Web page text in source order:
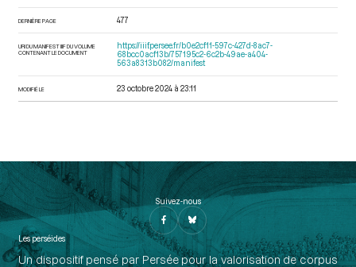
DERNIÈRE PAGE 477
URI DU MANIFEST IIIF DU VOLUME
CONTENANT LE DOCUMENT
https://iiif.persee.fr/b0e2cf11-597c-427d-8ac7-
68bcc0acf13b/757195c2-6c2b-49ae-a404-
563a8313b082/manifest
MODIFIÉ LE 23 octobre 2024 à 23:11
Suivez-nous
Les perséides
Un dispositif pensé par Persée pour la valorisation de corpus